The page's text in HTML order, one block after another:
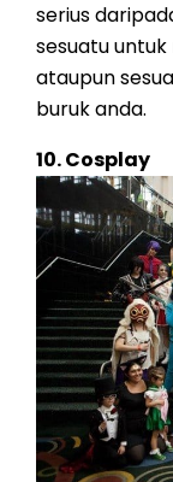
serius
sesuatu
ataupun
buruk anda.
10. Cosplay